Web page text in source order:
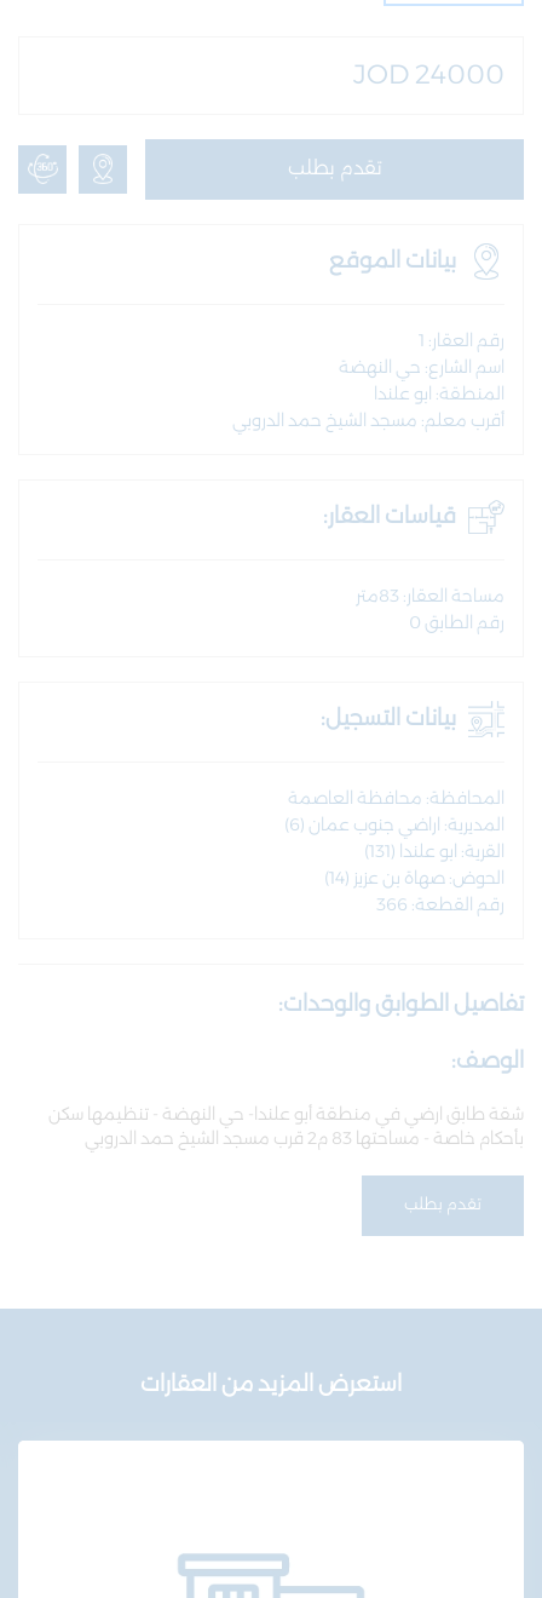
JOD 24000
تقدم بطلب
بيانات الموقع
رقم العقار: 1
اسم الشارع: حي النهضة
المنطقة: ابو علندا
أقرب معلم: مسجد الشيخ حمد الدروبي
قياسات العقار:
مساحة العقار: 83متر
رقم الطابق 0
بيانات التسجيل:
المحافظة: محافظة العاصمة
المديرية: اراضي جنوب عمان (6)
القرية: ابو علندا (131)
الحوض: صهاة بن عزيز (14)
رقم القطعة: 366
تفاصيل الطوابق والوحدات:
الوصف:
شقة طابق ارضي في منطقة أبو علندا- حي النهضة - تنظيمها سكن
بأحكام خاصة - مساحتها 83 م2 قرب مسجد الشيخ حمد الدروبي
تقدم بطلب
استعرض المزيد من العقارات